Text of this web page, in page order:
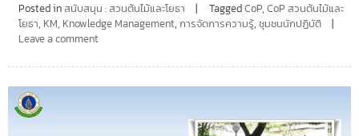
Posted inสนับสนุน : สวนต้นไม้และโยธา TaggedCoP, CoP สวนต้นไม้และ
โยธา, KM, Knowledge Management, การจัดการความรู้, ชุมชนนักปฏิบัติ
Leave a comment